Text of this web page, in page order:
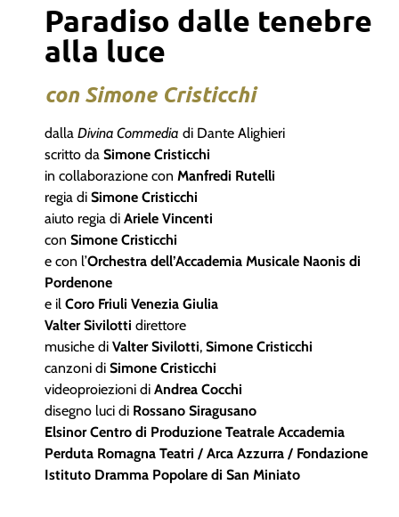
Paradiso dalle tenebre
alla luce
con Simone Cristicchi
dalla Divina Commedia di Dante Alighieri
scritto da Simone Cristicchi
in collaborazione con Manfredi Rutelli
regia di Simone Cristicchi
aiuto regia di Ariele Vincenti
con Simone Cristicchi
e con l’Orchestra dell’Accademia Musicale Naonis di
Pordenone
e il Coro Friuli Venezia Giulia
Valter Sivilotti direttore
musiche di Valter Sivilotti, Simone Cristicchi
canzoni di Simone Cristicchi
videoproiezioni di Andrea Cocchi
disegno luci di Rossano Siragusano
Elsinor Centro di Produzione Teatrale Accademia
Perduta Romagna Teatri / Arca Azzurra / Fondazione
Istituto Dramma Popolare di San Miniato